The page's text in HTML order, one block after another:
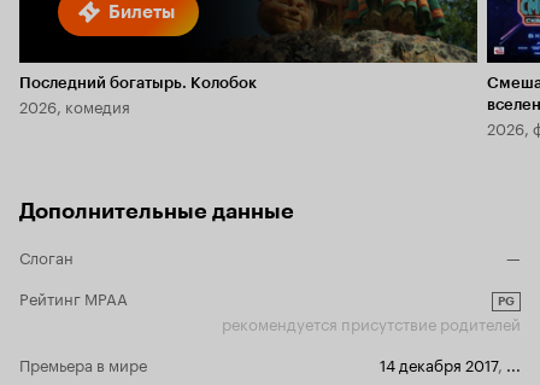
Билеты
Последний богатырь. Колобок
2026, комедия
2026,
Дополнительные данные
Слоган
—
Рейтинг MPAA
PG
рекомендуется присутствие родителей
Премьера в мире
14 декабря 2017, ...